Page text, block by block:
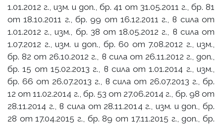
1.01.2012 г., изм. и доп., бр. 41 от 31.05.2011 г., бр. 81
от 18.10.2011 г., бр. 99 от 16.12.2011 г., в сила от
1.01.2012 г., изм., бр. 38 от 18.05.2012 г., в сила от
1.07.2012 г., изм. и доп., бр. 60 от 7.08.2012 г., изм.,
бр. 82 от 26.10.2012 г., в сила от 26.11.2012 г., доп.,
бр. 15 от 15.02.2013 г., в сила от 1.01.2014 г., изм.,
бр. 66 от 26.07.2013 г., в сила от 26.07.2013 г., бр.
12 от 11.02.2014 г., бр. 53 от 27.06.2014 г., бр. 98 от
28.11.2014 г., в сила от 28.11.2014 г., изм. и доп., бр.
28 от 17.04.2015 г., бр. 89 от 17.11.2015 г., доп., бр.